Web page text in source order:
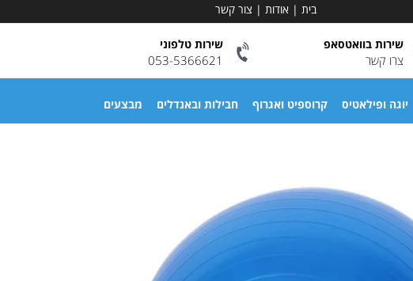
בית | אודות | צור קשר
שירות בוואטסאפ
צרו קשר
שירות טלפוני
053-5366621
יוגה ופילאטיס קרוספיט ואגרוף חבילות ובאנדלים מבצעים